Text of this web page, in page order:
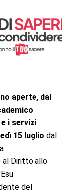
aperte, dal
i servizi
15 luglio dal
al Diritto allo
del